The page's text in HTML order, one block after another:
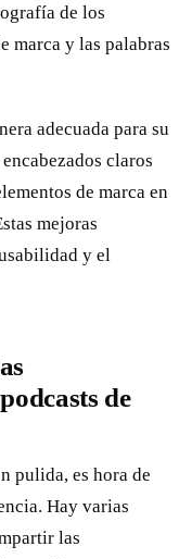
de los
marca y las palabras
adecuada para su
claros
de marca en
mejoras
y el
de
pulida, es hora de
Hay varias
las